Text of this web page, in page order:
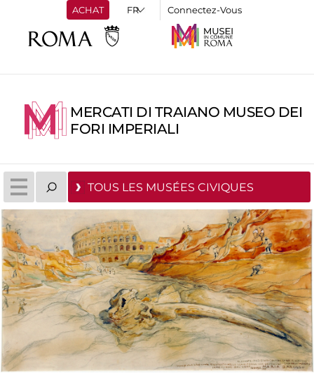
ACHAT Connectez-Vous
MERCATI DI TRAIANO MUSEO DEI
FORI IMPERIALI
TOUS LES MUSÉES CIVIQUES